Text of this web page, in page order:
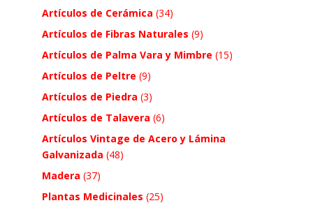
Artículos de Cerámica (34)
Artículos de Fibras Naturales (9)
Artículos de Palma Vara y Mimbre (15)
Artículos de Peltre (9)
Artículos de Piedra (3)
Artículos de Talavera (6)
Artículos Vintage de Acero y Lámina
Galvanizada (48)
Madera (37)
Plantas Medicinales (25)